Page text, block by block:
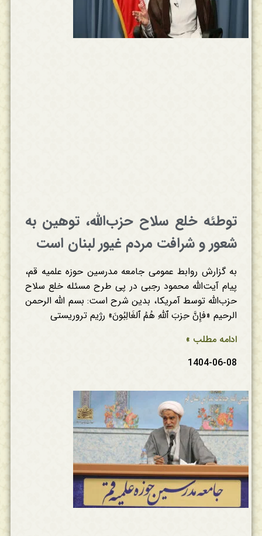
توطئه خلع سلاح حزب‌الله، توهین به
شعور و شرافت مردم غیور لبنان است
به گزارش روابط عمومی جامعه مدرسین حوزه علمیه قم،
پیام آیت‌الله محمود رجبی در پی طرح مسئله خلع سلاح
حزب‌الله توسط آمریکا، بدین شرح است: بسم الله الرحمن
الرحیم «فإِنَّ حِزبَ ٱللَّهِ هُمُ ٱلغَالِبُونَ» رژیم تروریستی
ادامه مطلب »
1404-06-08